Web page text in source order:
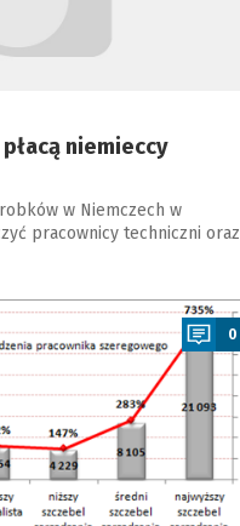
niemieccy
w Niemczech w
pracownicy techniczni oraz
0